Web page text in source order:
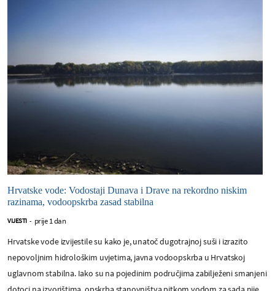
Hrvatske vode: Vodostaji Dunava i Drave na rekordno niskim
razinama, vodoopskrba zasad stabilna
VIJESTI - prije 1 dan
Hrvatske vode izvijestile su kako je, unatoč dugotrajnoj suši i izrazito
nepovoljnim hidrološkim uvjetima, javna vodoopskrba u Hrvatskoj
uglavnom stabilna. Iako su na pojedinim područjima zabilježeni smanjeni